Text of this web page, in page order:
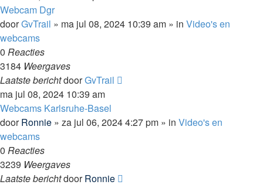
Webcam Dgr
doorGvTrail » ma jul 08, 2024 10:39 am » in Video's en
webcams
0 Reacties
3184 Weergaves
Laatste berichtdoorGvTrail
ma jul 08, 2024 10:39 am
Webcams Karlsruhe-Basel
doorRonnie » za jul 06, 2024 4:27 pm » in Video's en
webcams
0 Reacties
3239 Weergaves
Laatste berichtdoorRonnie